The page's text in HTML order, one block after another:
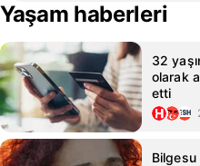
Yaşam haberleri
32
olarak
etti
Bilgesu